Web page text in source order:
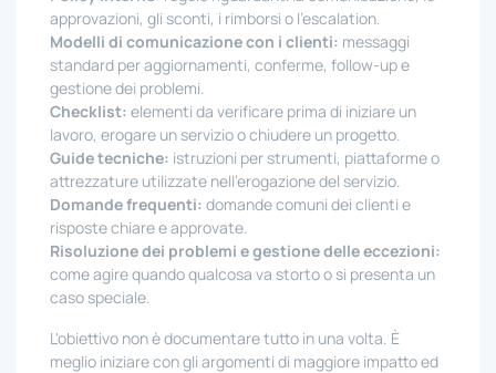
approvazioni, gli sconti, i rimborsi o l'escalation.
Modelli di comunicazione con i clienti: messaggi
standard per aggiornamenti, conferme, follow-up e
gestione dei problemi.
Checklist: elementi da verificare prima di iniziare un
lavoro, erogare un servizio o chiudere un progetto.
Guide tecniche: istruzioni per strumenti, piattaforme o
attrezzature utilizzate nell'erogazione del servizio.
Domande frequenti: domande comuni dei clienti e
risposte chiare e approvate.
Risoluzione dei problemi e gestione delle eccezioni:
come agire quando qualcosa va storto o si presenta un
caso speciale.
L'obiettivo non è documentare tutto in una volta. È
meglio iniziare con gli argomenti di maggiore impatto ed